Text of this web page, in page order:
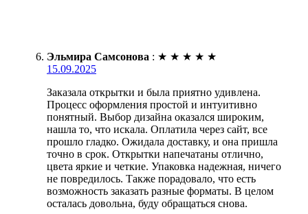
Эльмира Самсонова : ★ ★ ★ ★ ★
15.09.2025
Заказала открытки и была приятно удивлена.
Процесс оформления простой и интуитивно
понятный. Выбор дизайна оказался широким,
нашла то, что искала. Оплатила через сайт, все
прошло гладко. Ожидала доставку, и она пришла
точно в срок. Открытки напечатаны отлично,
цвета яркие и четкие. Упаковка надежная, ничего
не повредилось. Также порадовало, что есть
возможность заказать разные форматы. В целом
осталась довольна, буду обращаться снова.